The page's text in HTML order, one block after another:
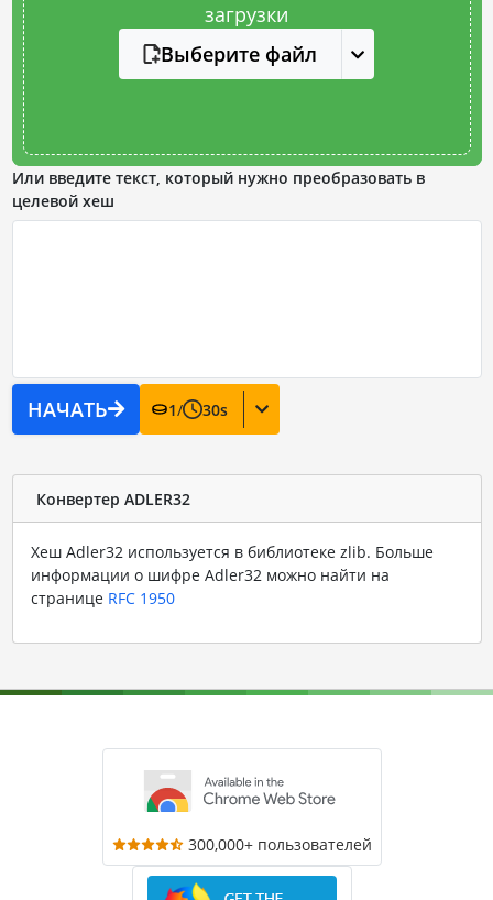
загрузки
Выберите файл
Или введите текст, который нужно преобразовать в
целевой хеш
НАЧАТЬ 1/ 30s
Конвертер ADLER32
Хеш Adler32 используется в библиотеке zlib. Больше
информации о шифре Adler32 можно найти на
странице RFC 1950
300,000+ пользователей